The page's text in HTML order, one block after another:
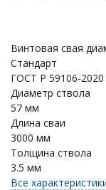
Винтовая свая
Стандарт
ГОСТ Р 59106-2020
Диаметр ствола
57 мм
Длина сваи
3000 мм
Толщина ствола
3.5 мм
Все